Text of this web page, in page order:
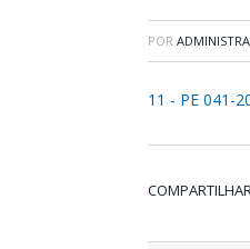
POR
11 - PE 041-